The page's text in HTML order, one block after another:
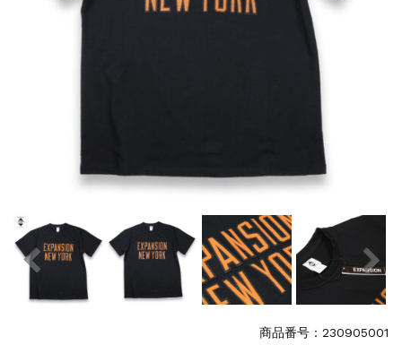
商品番号：230905001